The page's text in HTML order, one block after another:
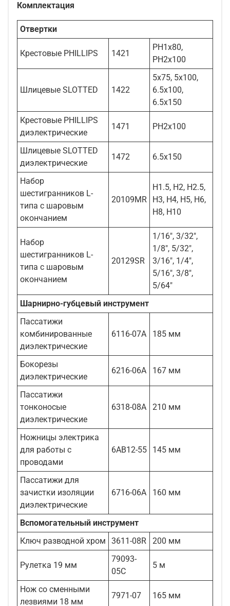
Комплектация
Отвертки
Крестовые PHILLIPS 1421
PH1x80,
PH2x100
Шлицевые SLOTTED 1422
5x75, 5x100,
6.5x100,
6.5x150
Крестовые PHILLIPS
диэлектрические
1471 PH2x100
Шлицевые SLOTTED
диэлектрические
1472 6.5x150
Набор
шестигранников L-
типа с шаровым
окончанием
20109MR
H1.5, H2, H2.5,
H3, H4, H5, H6,
H8, H10
Набор
шестигранников L-
типа с шаровым
окончанием
20129SR
1/16", 3/32",
1/8", 5/32",
3/16", 1/4",
5/16", 3/8",
5/64"
Шарнирно-губцевый инструмент
Пассатижи
комбинированные
диэлектрические
6116-07A 185 мм
Бокорезы
диэлектрические
6216-06A 167 мм
Пассатижи
тонконосые
диэлектрические
6318-08A 210 мм
Ножницы электрика
для работы с
проводами
6AB12-55 145 мм
Пассатижи для
зачистки изоляции
диэлектрические
6716-06A 160 мм
Вспомогательный инструмент
Ключ разводной хром
3611-08R 200 мм
Рулетка 19 мм
79093-
05C
5 м
Нож со сменными
лезвиями 18 мм
7971-07 165 мм